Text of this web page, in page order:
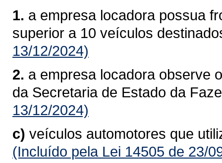
1. a empresa locadora possua
superior a 10 veículos
13/12/2024)
2. a empresa locadora observe
da Secretaria de Estado da
13/12/2024)
c) veículos automotores que
(Incluído pela Lei 14505 de 23/